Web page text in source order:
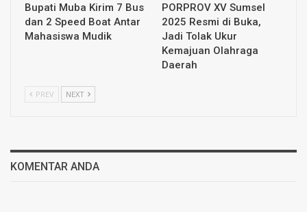
Bupati Muba Kirim 7 Bus
dan 2 Speed Boat Antar
Mahasiswa Mudik
PORPROV XV Sumsel
2025 Resmi di Buka,
Jadi Tolak Ukur
Kemajuan Olahraga
Daerah
PREV NEXT
KOMENTAR ANDA